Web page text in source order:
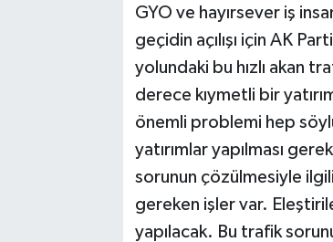
GYO ve hayırsever iş
geçidin açılışı için AK
yolundaki bu hızlı akan
derece kıymetli bir
önemli problemi hep
yatırımlar yapılması
sorunun çözülmesiyle
gereken işler var.
yapılacak. Bu trafik